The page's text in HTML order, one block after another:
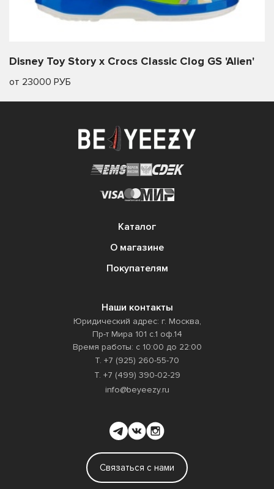
Disney Toy Story x Crocs Classic Clog GS 'Alien'
от 23000 РУБ
Каталог
О магазине
Покупателям
Наши контакты
Юридический адрес: г. Москва,
Пр-т Мира 101 с.1 оф.14
Время работы: с 10:00 до 22:00
Т. +7 (925) 260-55-70
Т. +7 (499) 390-02-29
info@beyeezy.ru
Связаться с нами